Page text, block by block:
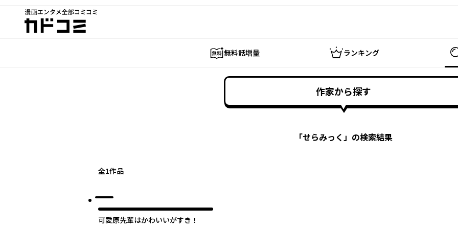
漫画エンタメ全部コミコミ
カドコミ
無料話増量 ランキング
作家から探す
「せらみっく」の検索結果
全1作品
可愛原先輩はかわいいがすき！